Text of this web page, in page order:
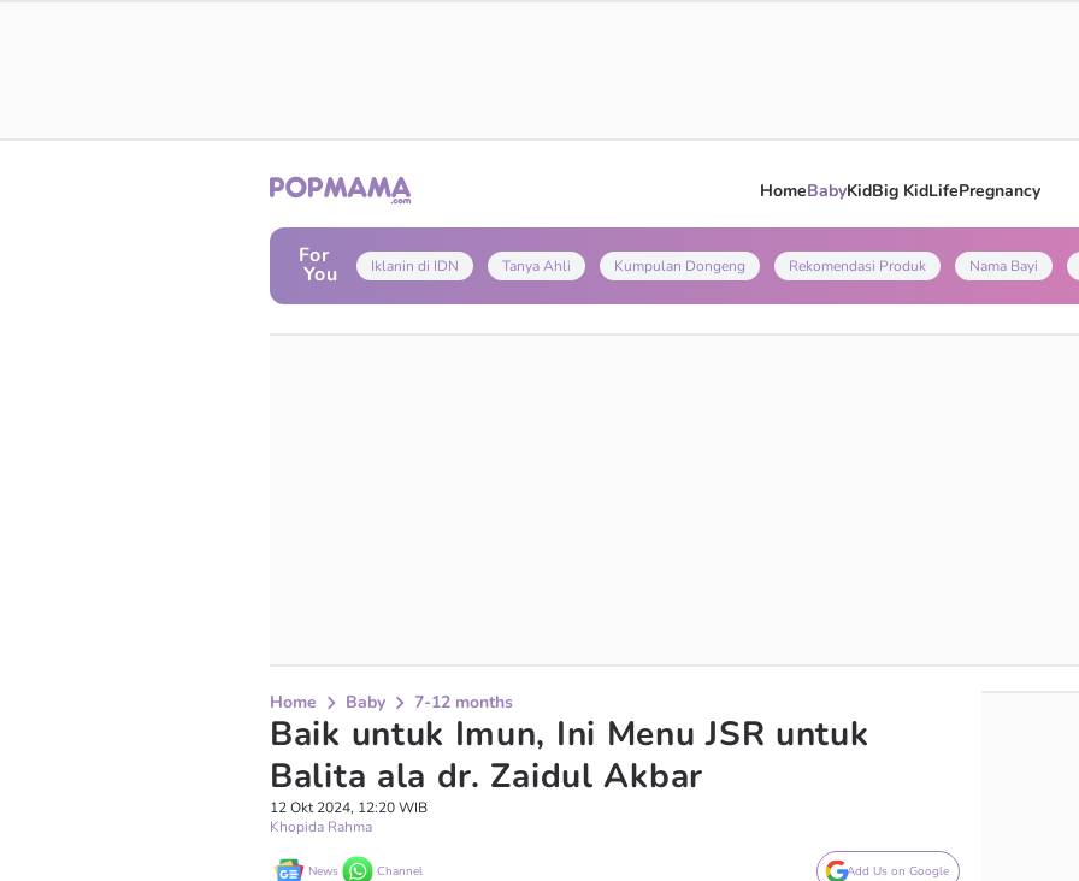
HomeBabyKidBig KidLifePregnancy
For
You Iklanin di IDN Tanya Ahli Kumpulan Dongeng Rekomendasi Produk Nama Bayi
Home Baby 7-12 months
Baik untuk Imun, Ini Menu JSR untuk
Balita ala dr. Zaidul Akbar
12 Okt 2024, 12:20 WIB
Khopida Rahma
News Channel Add Us on Google